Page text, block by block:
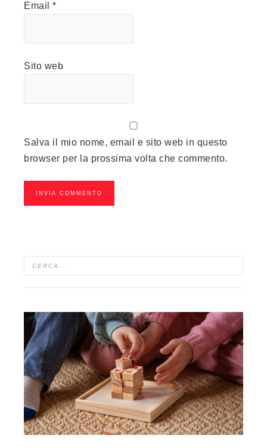
Email *
Sito web
Salva il mio nome, email e sito web in questo
browser per la prossima volta che commento.